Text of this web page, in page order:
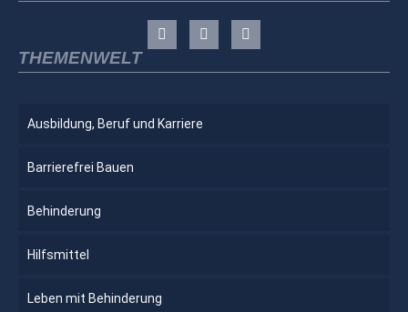
THEMENWELT
Ausbildung, Beruf und Karriere
Barrierefrei Bauen
Behinderung
Hilfsmittel
Leben mit Behinderung